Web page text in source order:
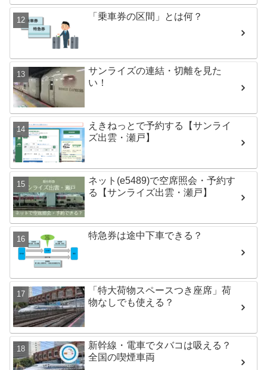
「乗車券の区間」とは何？
サンライズの連結・切離を見た
い！
えきねっとで予約する【サンライ
ズ出雲・瀬戸】
ネット(e5489)で空席照会・予約す
る【サンライズ出雲・瀬戸】
特急券は途中下車できる？
「特大荷物スペースつき座席」荷
物なしでも使える？
新幹線・電車でタバコは吸える？
全国の喫煙車両